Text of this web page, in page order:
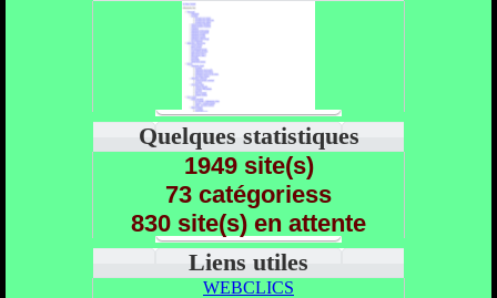
Quelques statistiques
1949 site(s)
73 catégoriess
830 site(s) en attente
Liens utiles
WEBCLICS